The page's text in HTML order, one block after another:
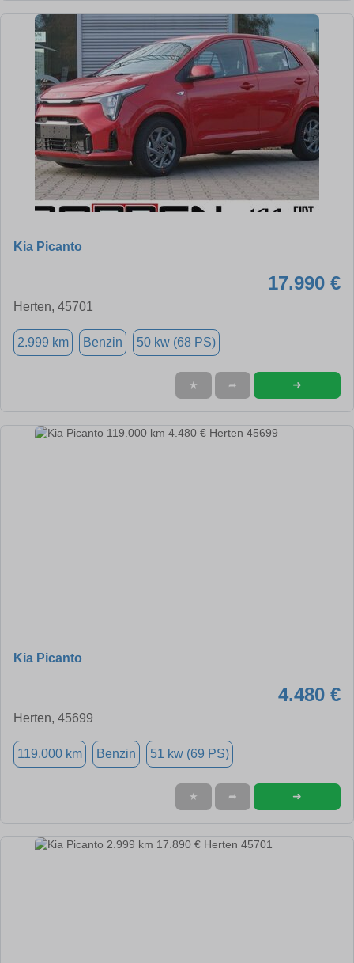
Kia Picanto
17.990 €
Herten, 45701
2.999 km Benzin 50 kw (68 PS)
★ ➦ ➜
Kia Picanto
4.480 €
Herten, 45699
119.000 km Benzin 51 kw (69 PS)
★ ➦ ➜